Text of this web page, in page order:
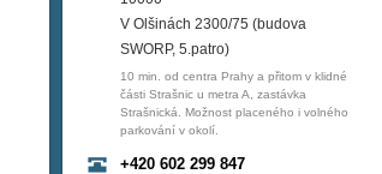
V Olšinách 2300/75 (budova
SWORP, 5.patro)
10 min. od centra Prahy a přitom v klidné
části Strašnic u metra A, zastávka
Strašnická. Možnost placeného i volného
parkování v okolí.
+420 602 299 847